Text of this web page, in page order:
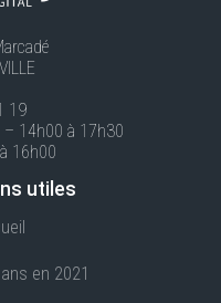
19
14h00 à 17h30
16h00
utiles
en 2021